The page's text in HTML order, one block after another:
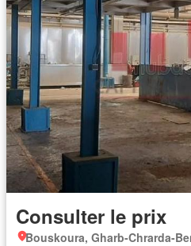
Consulter le prix
Bouskoura, Gharb-Chrarda-